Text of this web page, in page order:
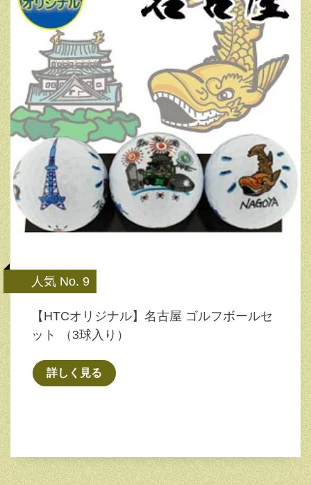
人気 No. 9
【HTCオリジナル】名古屋 ゴルフボールセ
ット （3球入り）
詳しく見る